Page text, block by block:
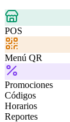
POS
Menú QR
Promociones
Códigos
Horarios
Reportes